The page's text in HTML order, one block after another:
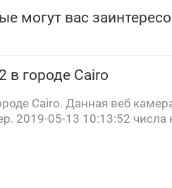
могут вас
в городе Cairo
Cairo. Данная веб
2019-05-13 10:13:52 числа